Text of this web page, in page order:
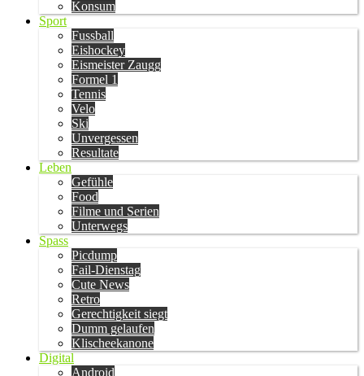
Konsum
Sport
Fussball
Eishockey
Eismeister Zaugg
Formel 1
Tennis
Velo
Ski
Unvergessen
Resultate
Leben
Gefühle
Food
Filme und Serien
Unterwegs
Spass
Picdump
Fail-Dienstag
Cute News
Retro
Gerechtigkeit siegt
Dumm gelaufen
Klischeekanone
Digital
Android